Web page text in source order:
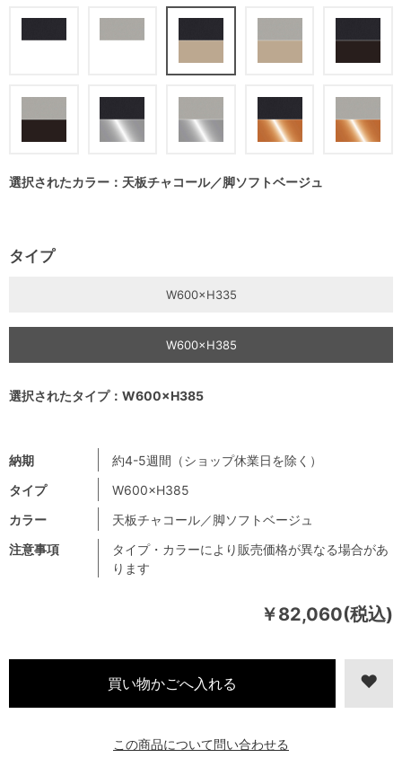
￥82,060(税込)
注意事項
タイプ・カラーにより販売価格が異なる場合があ
ります
納期
約4-5週間（ショップ休業日を除く）
タイプ
W600×H385
カラー
天板チャコール／脚ソフトベージュ
選択されたカラー：天板チャコール／脚ソフトベージュ
タイプ
W600×H335
W600×H385
選択されたタイプ：W600×H385
この商品について問い合わせる